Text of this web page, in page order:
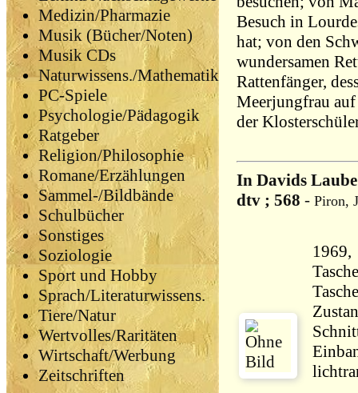
Medizin/Pharmazie
Musik (Bücher/Noten)
Musik CDs
Naturwissens./Mathematik
PC-Spiele
Psychologie/Pädagogik
Ratgeber
Religion/Philosophie
Romane/Erzählungen
Sammel-/Bildbände
Schulbücher
Sonstiges
Soziologie
Sport und Hobby
Sprach/Literaturwissens.
Tiere/Natur
Wertvolles/Raritäten
Wirtschaft/Werbung
Zeitschriften
Besuch in
hat; von den
wundersamen
Rattenfänger,
Meerjungfrau
der
In Davids
dtv ; 568 - Piron,
1969,